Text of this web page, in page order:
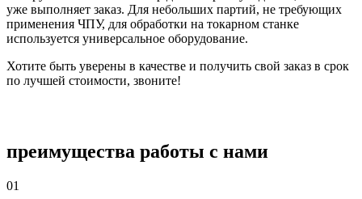
уже выполняет заказ. Для небольших партий, не требующих
применения ЧПУ, для обработки на токарном станке
используется универсальное оборудование.
Хотите быть уверены в качестве и получить свой заказ в срок
по лучшей стоимости, звоните!
преимущества работы с нами
01